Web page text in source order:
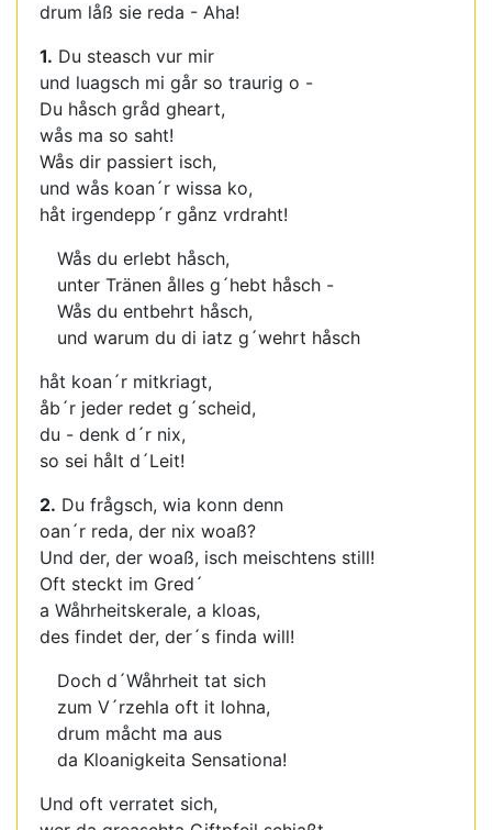
drum låß sie reda - Aha!
1. Du steasch vur mir
und luagsch mi går so traurig o -
Du håsch gråd gheart,
wås ma so saht!
Wås dir passiert isch,
und wås koan´r wissa ko,
håt irgendepp´r gånz vrdraht!
Wås du erlebt håsch,
unter Tränen ålles g´hebt håsch -
Wås du entbehrt håsch,
und warum du di iatz g´wehrt håsch
håt koan´r mitkriagt,
åb´r jeder redet g´scheid,
du - denk d´r nix,
so sei hålt d´Leit!
2. Du frågsch, wia konn denn
oan´r reda, der nix woaß?
Und der, der woaß, isch meischtens still!
Oft steckt im Gred´
a Wåhrheitskerale, a kloas,
des findet der, der´s finda will!
Doch d´Wåhrheit tat sich
zum V´rzehla oft it lohna,
drum måcht ma aus
da Kloanigkeita Sensationa!
Und oft verratet sich,